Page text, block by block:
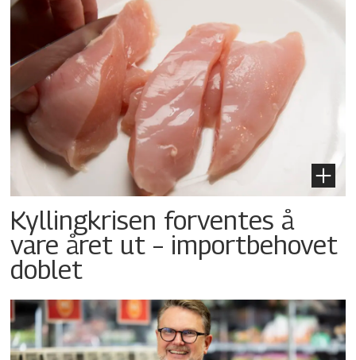
Kyllingkrisen forventes å
vare året ut – importbehovet
doblet